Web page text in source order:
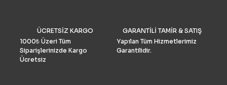
grubu Drone Industry
tarafından FAA drone
numaralarının analizine
ÜCRETSİZ KARGO
1000₺ Üzeri Tüm
Siparişlerinizde Kargo
Ücretsiz
GARANTİLİ TAMİR & SATIŞ
Yapılan Tüm Hizmetlerimiz
Garantilidir.